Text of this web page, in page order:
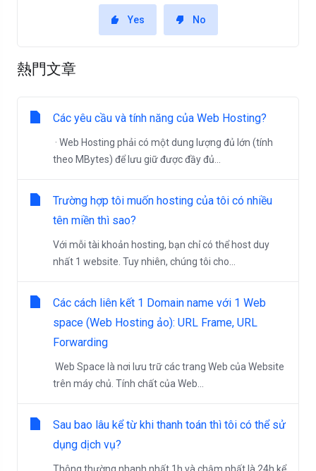
Yes No
熱門文章
Các yêu cầu và tính năng của Web Hosting?
· Web Hosting phải có một dung lượng đủ lớn (tính
theo MBytes) để lưu giữ được đầy đủ...
Trường hợp tôi muốn hosting của tôi có nhiều
tên miền thì sao?
Với mỗi tài khoản hosting, bạn chỉ có thể host duy
nhất 1 website. Tuy nhiên, chúng tôi cho...
Các cách liên kết 1 Domain name với 1 Web
space (Web Hosting ảo): URL Frame, URL
Forwarding
Web Space là nơi lưu trữ các trang Web của Website
trên máy chủ. Tính chất của Web...
Sau bao lâu kể từ khi thanh toán thì tôi có thể sử
dụng dịch vụ?